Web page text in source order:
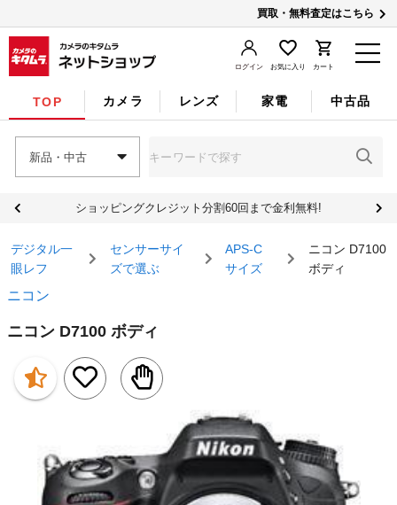
買取・無料査定はこちら
ログイン お気に入り カート
TOP カメラ レンズ 家電 中古品
新品・中古
ショッピングクレジット分割60回まで金利無料!
デジタル一
眼レフ
センサーサイ
ズで選ぶ
APS-C
サイズ
ニコン D7100
ボディ
ニコン
ニコン D7100 ボディ